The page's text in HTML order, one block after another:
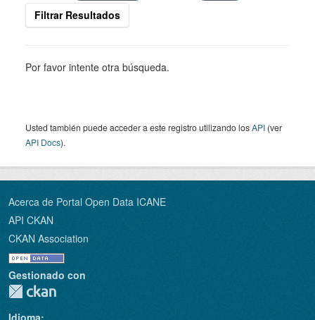
Filtrar Resultados
Por favor intente otra búsqueda.
Usted también puede acceder a este registro utilizando losAPI (ver
API Docs).
Acerca de Portal Open Data ICANE
API CKAN
CKAN Association
Gestionado con
Idioma